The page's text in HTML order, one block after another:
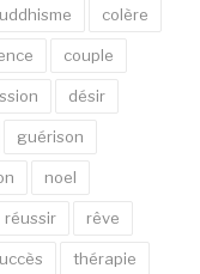
colère
couple
désir
guérison
noel
réussir rêve
thérapie